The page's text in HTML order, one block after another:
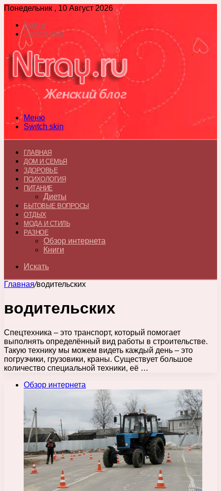
Понедельник , 10 Август 2026
Войти
Switch skin
Меню
Switch skin
ГЛАВНАЯ
ДОМ И СЕМЬЯ
ЗДОРОВЬЕ
ПСИХОЛОГИЯ
ПИТАНИЕ
Диеты
БЫТОВЫЕ ВОПРОСЫ
ОТДЫХ
МОДА И СТИЛЬ
РАЗНОЕ
Обзор интернета
Книги
Искать
Главная/водительских
водительских
Спецтехника – это транспорт, который помогает
выполнять определённый вид работы в строительстве.
Такую технику мы можем видеть каждый день – это
погрузчики, грузовики, краны. Существует большое
количество специальной техники, её …
Обзор интернета